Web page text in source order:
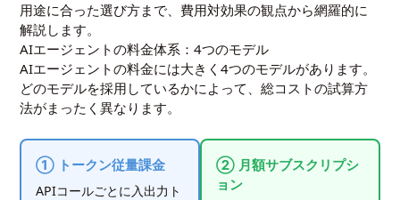
用途に合った選び方まで、費用対効果の観点から網羅的に
解説します。
AIエージェントの料金体系：4つのモデル
AIエージェントの料金には大きく4つのモデルがあります。
どのモデルを採用しているかによって、総コストの試算方
法がまったく異なります。
① トークン従量課金
APIコールごとに入出力ト
② 月額サブスクリプシ
ョン